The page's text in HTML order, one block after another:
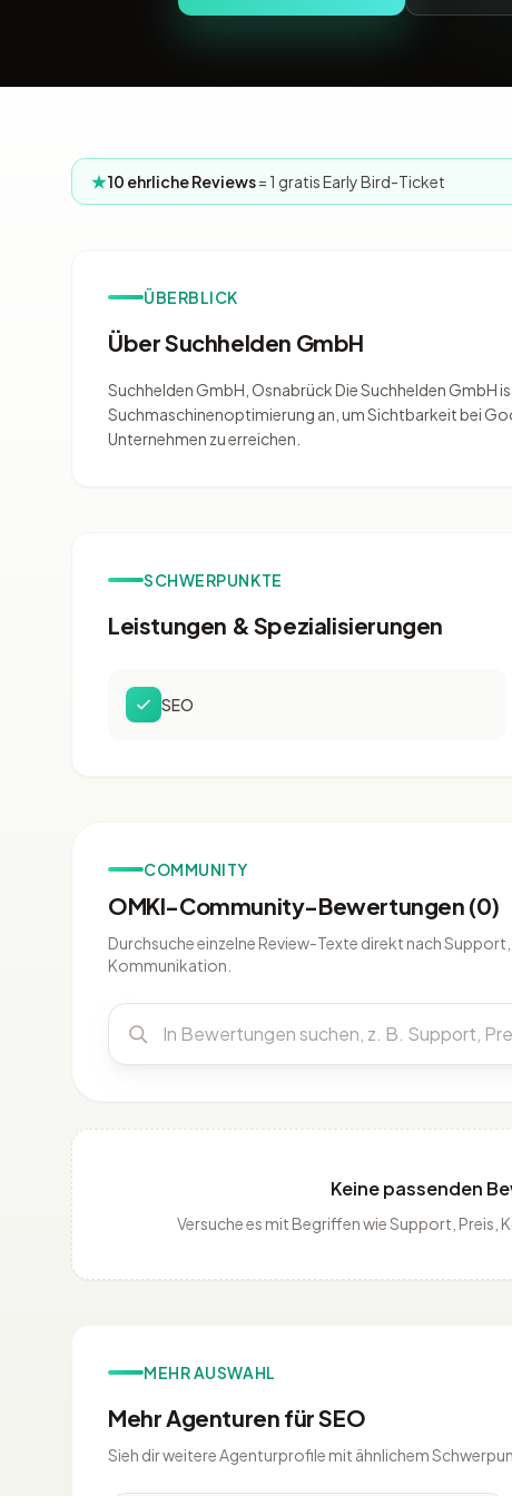
10 ehrliche Reviews= 1 gratis Early Bird-Ticket
ÜBERBLICK
Über Suchhelden GmbH
Suchhelden GmbH, Osnabrück Die Suchhelden GmbH
Suchmaschinenoptimierung an, um Sichtbarkeit bei
Unternehmen zu erreichen.
SCHWERPUNKTE
Leistungen & Spezialisierungen
SEO
COMMUNITY
OMKI-Community-Bewertungen (0)
Durchsuche einzelne Review-Texte direkt nach
Kommunikation.
Keine passenden
Versuche es mit Begriffen wie Support,
MEHR AUSWAHL
Mehr Agenturen für SEO
Sieh dir weitere Agenturprofile mit ähnlichem